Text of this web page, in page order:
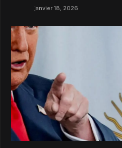
janvier 18, 2026